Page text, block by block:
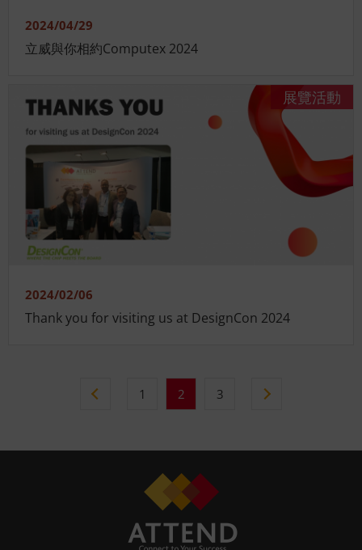
2024/04/29
立威與你相約Computex 2024
展覽活動
2024/02/06
Thank you for visiting us at DesignCon 2024
1 2 3